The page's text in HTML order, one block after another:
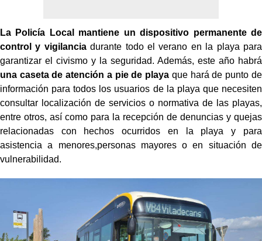
La Policía Local mantiene un dispositivo permanente de
control y vigilanciadurante todo el verano en la playa para
garantizar el civismo y la seguridad. Además, este año habrá
una caseta de atención a pie de playa que hará de punto de
información para todos los usuarios de la playa que necesiten
consultar localización de servicios o normativa de las playas,
entre otros, así como para la recepción de denuncias y quejas
relacionadas con hechos ocurridos en la playa y para
asistencia a menores,personas mayores o en situación de
vulnerabilidad.